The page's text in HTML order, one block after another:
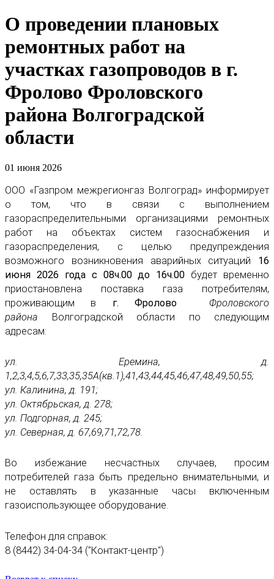
О проведении плановых
ремонтных работ на
участках газопроводов в г.
Фролово Фроловского
района Волгоградской
области
01 июня 2026
ООО «Газпром межрегионгаз Волгоград» информирует
о том, что в связи с выполнением
газораспределительными организациями ремонтных
работ на объектах систем газоснабжения и
газораспределения, с целью предупреждения
возможного возникновения аварийных ситуаций 16
июня 2026 года с 08ч.00 до 16ч.00 будет временно
приостановлена поставка газа потребителям,
проживающим в г. Фролово
Фроловского
района Волгоградской области по следующим
адресам:
ул. Еремина, д.
1,2,3,4,5,6,7,33,35,35А(кв.1),41,43,44,45,46,47,48,49,50,55;
ул. Калинина, д. 191;
ул. Октябрьская, д. 278;
ул. Подгорная, д. 245;
ул. Северная, д. 67,69,71,72,78.
Во избежание несчастных случаев, просим
потребителей газа быть предельно внимательными, и
не оставлять в указанные часы включенным
газоиспользующее оборудование.
Телефон для справок:
8 (8442) 34-04-34 ("Контакт-центр")